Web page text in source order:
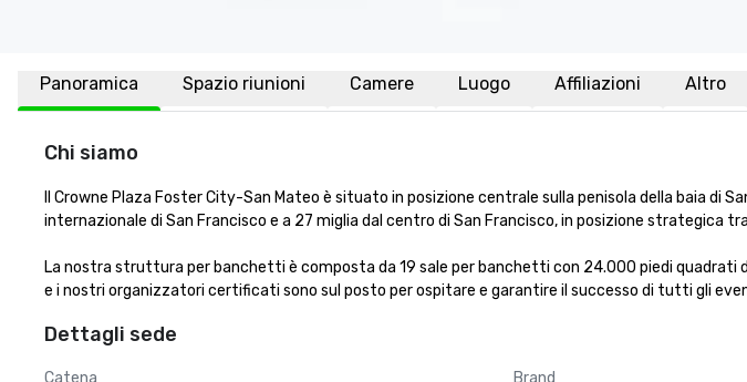
Panoramica Spazio riunioni Camere Luogo Affiliazioni Altro
Chi siamo
Il Crowne Plaza Foster City-San Mateo è situato in posizione centrale sulla penisola della baia di
internazionale di San Francisco e a 27 miglia dal centro di San Francisco, in posizione strategica
La nostra struttura per banchetti è composta da 19 sale per banchetti con 24.000 piedi quadrati
e i nostri organizzatori certificati sono sul posto per ospitare e garantire il successo di tutti gli
Dettagli sede
Catena
Brand